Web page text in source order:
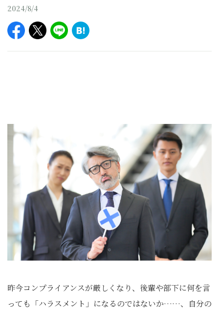
2024/8/4
昨今コンプライアンスが厳しくなり、後輩や部下に何を言
っても「ハラスメント」になるのではないか……、自分の